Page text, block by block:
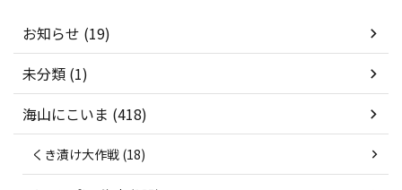
お知らせ (19)
未分類 (1)
海山にこいま (418)
くき漬け大作戦 (18)